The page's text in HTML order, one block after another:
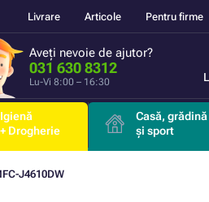
Livrare Articole Pentru firme
Aveți nevoie de ajutor?
031 630 8312
Lu-Vi 8:00 – 16:30
Igienă
+ Drogherie
Casă, grădină
și sport
J4610DW